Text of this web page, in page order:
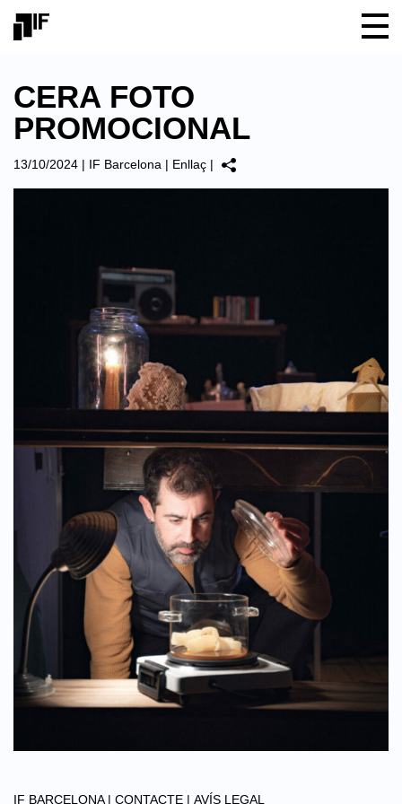
CERA FOTO
PROMOCIONAL
13/10/2024 | IF Barcelona | Enllaç |
IF BARCELONA | CONTACTE | AVÍS LEGAL